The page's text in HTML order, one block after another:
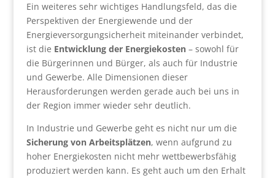
Ein weiteres sehr wichtiges Handlungsfeld, das die
Perspektiven der Energiewende und der
Energieversorgungsicherheit miteinander verbindet,
ist die Entwicklung der Energiekosten– sowohl für
die Bürgerinnen und Bürger, als auch für Industrie
und Gewerbe. Alle Dimensionen dieser
Herausforderungen werden gerade auch bei uns in
der Region immer wieder sehr deutlich.
In Industrie und Gewerbe geht es nicht nur um die
Sicherung von Arbeitsplätzen, wenn aufgrund zu
hoher Energiekosten nicht mehr wettbewerbsfähig
produziert werden kann. Es geht auch um den Erhalt